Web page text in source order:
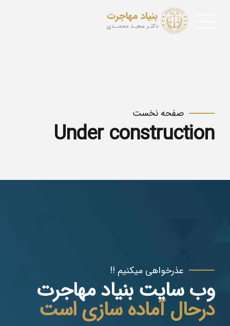
صفحه نخست
Under construction
عذرخواهی میکنیم !!
وب سایت بنیاد مهاجرت
درحال آماده سازی است